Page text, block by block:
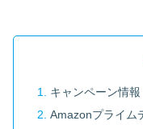
キャンペーン情報
Amazonプライム